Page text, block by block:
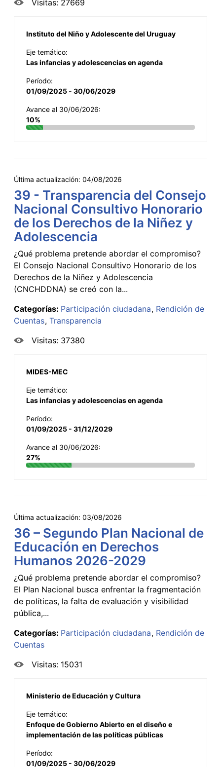
Visitas: 27669
Instituto del Niño y Adolescente del Uruguay
Eje temático:
Las infancias y adolescencias en agenda
Período:
01/09/2025 - 30/06/2029
Avance al 30/06/2026:
10%
Última actualización: 04/08/2026
39 - Transparencia del Consejo
Nacional Consultivo Honorario
de los Derechos de la Niñez y
Adolescencia
¿Qué problema pretende abordar el compromiso?
El Consejo Nacional Consultivo Honorario de los
Derechos de la Niñez y Adolescencia
(CNCHDDNA) se creó con la...
Categorías: Participación ciudadana Rendición de
Cuentas Transparencia
Visitas: 37380
MIDES-MEC
Eje temático:
Las infancias y adolescencias en agenda
Período:
01/09/2025 - 31/12/2029
Avance al 30/06/2026:
27%
Última actualización: 03/08/2026
36 – Segundo Plan Nacional de
Educación en Derechos
Humanos 2026-2029
¿Qué problema pretende abordar el compromiso?
El Plan Nacional busca enfrentar la fragmentación
de políticas, la falta de evaluación y visibilidad
pública,...
Categorías: Participación ciudadana Rendición de
Cuentas
Visitas: 15031
Ministerio de Educación y Cultura
Eje temático:
Enfoque de Gobierno Abierto en el diseño e
implementación de las políticas públicas
Período:
01/09/2025 - 30/06/2029